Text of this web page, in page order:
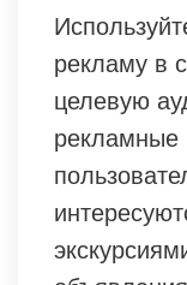
рекламу в
целевую
рекламные